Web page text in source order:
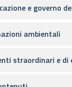
e governo
ambientali
straordinari e di